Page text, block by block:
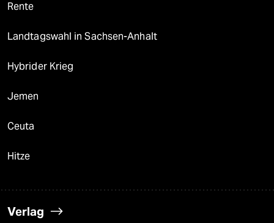
Rente
Landtagswahl in Sachsen-Anhalt
Hybrider Krieg
Jemen
Ceuta
Hitze
Verlag